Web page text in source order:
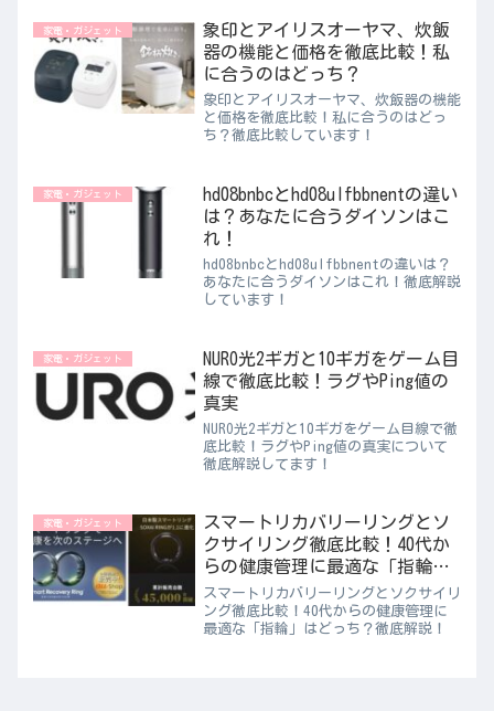
家電・ガジェット
象印とアイリスオーヤマ、炊飯
器の機能と価格を徹底比較！私
に合うのはどっち？
象印とアイリスオーヤマ、炊飯器の機能
と価格を徹底比較！私に合うのはどっ
ち？徹底比較しています！
家電・ガジェット
hd08bnbcとhd08ulfbbnentの違い
は？あなたに合うダイソンはこ
れ！
hd08bnbcとhd08ulfbbnentの違いは？
あなたに合うダイソンはこれ！徹底解説
しています！
家電・ガジェット
NURO光2ギガと10ギガをゲーム目
線で徹底比較！ラグやPing値の
真実
NURO光2ギガと10ギガをゲーム目線で徹
底比較！ラグやPing値の真実について
徹底解説してます！
家電・ガジェット
スマートリカバリーリングとソ
クサイリング徹底比較！40代か
らの健康管理に最適な「指輪」
はどっち？
スマートリカバリーリングとソクサイリ
ング徹底比較！40代からの健康管理に
最適な「指輪」はどっち？徹底解説！